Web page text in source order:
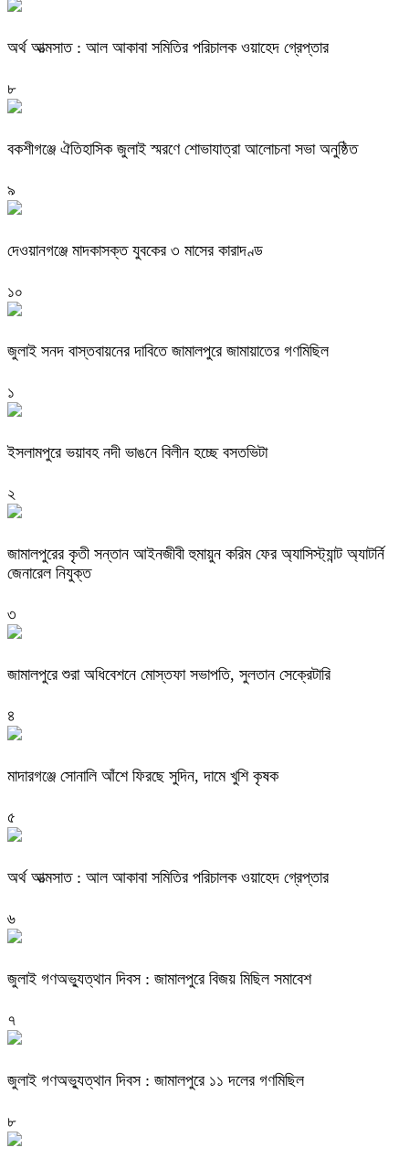
অর্থ আত্মসাত : আল আকাবা সমিতির পরিচালক ওয়াহেদ গ্রেপ্তার
৮
বকশীগঞ্জে ঐতিহাসিক জুলাই স্মরণে শোভাযাত্রা আলোচনা সভা অনুষ্ঠিত
৯
দেওয়ানগঞ্জে মাদকাসক্ত যুবকের ৩ মাসের কারাদণ্ড
১০
জুলাই সনদ বাস্তবায়নের দাবিতে জামালপুরে জামায়াতের গণমিছিল
১
ইসলামপুরে ভয়াবহ নদী ভাঙনে বিলীন হচ্ছে বসতভিটা
২
জামালপুরের কৃতী সন্তান আইনজীবী হুমায়ুন করিম ফের অ্যাসিস্ট্যান্ট অ্যাটর্নি
জেনারেল নিযুক্ত
৩
জামালপুরে শুরা অধিবেশনে মোস্তফা সভাপতি, সুলতান সেক্রেটারি
৪
মাদারগঞ্জে সোনালি আঁশে ফিরছে সুদিন, দামে খুশি কৃষক
৫
অর্থ আত্মসাত : আল আকাবা সমিতির পরিচালক ওয়াহেদ গ্রেপ্তার
৬
জুলাই গণঅভ্যুত্থান দিবস : জামালপুরে বিজয় মিছিল সমাবেশ
৭
জুলাই গণঅভ্যুত্থান দিবস : জামালপুরে ১১ দলের গণমিছিল
৮